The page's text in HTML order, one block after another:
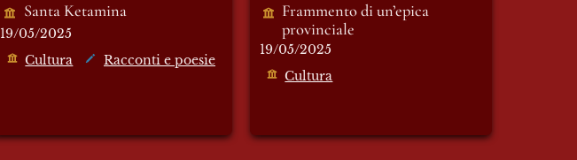
Santa Ketamina
19/05/2025
Cultura
Racconti e poesie
Frammento di un’epica
provinciale
19/05/2025
Cultura